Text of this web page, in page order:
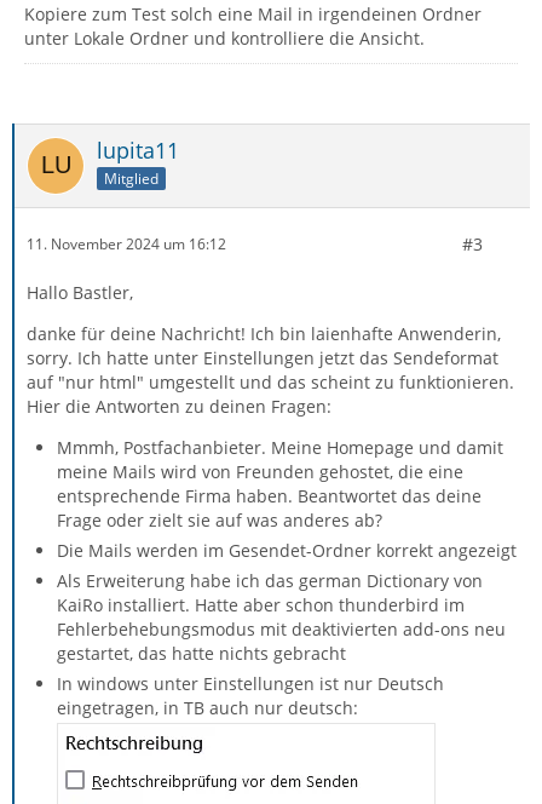
Kopiere zum Test solch eine Mail in irgendeinen Ordner
unter Lokale Ordner und kontrolliere die Ansicht.
lupita11
Mitglied
11. November 2024 um 16:12 #3
Hallo Bastler,
danke für deine Nachricht! Ich bin laienhafte Anwenderin,
sorry. Ich hatte unter Einstellungen jetzt das Sendeformat
auf "nur html" umgestellt und das scheint zu funktionieren.
Hier die Antworten zu deinen Fragen:
Mmmh, Postfachanbieter. Meine Homepage und damit
meine Mails wird von Freunden gehostet, die eine
entsprechende Firma haben. Beantwortet das deine
Frage oder zielt sie auf was anderes ab?
Die Mails werden im Gesendet-Ordner korrekt angezeigt
Als Erweiterung habe ich das german Dictionary von
KaiRo installiert. Hatte aber schon thunderbird im
Fehlerbehebungsmodus mit deaktivierten add-ons neu
gestartet, das hatte nichts gebracht
In windows unter Einstellungen ist nur Deutsch
eingetragen, in TB auch nur deutsch: